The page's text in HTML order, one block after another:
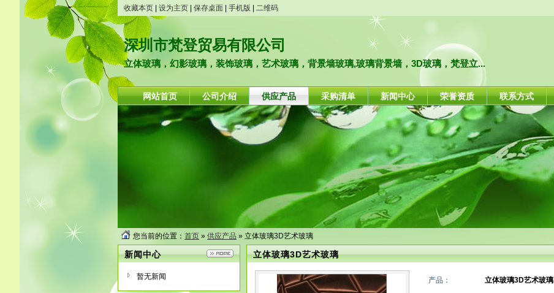
收藏本页 设为主页 保存桌面 手机版 二维码
深圳市梵登贸易有限公司
立体玻璃，幻影玻璃，装饰玻璃，艺术玻璃，背景墙玻璃,玻璃背景墙，3D玻璃，梵登立...
网站首页 公司介绍 供应产品 采购清单 新闻中心 荣誉资质 联系方式
您当前的位置： 首页 » 供应产品 » 立体玻璃3D艺术玻璃
新闻中心
暂无新闻
立体玻璃3D艺术玻璃
产品： 立体玻璃3D艺术玻璃